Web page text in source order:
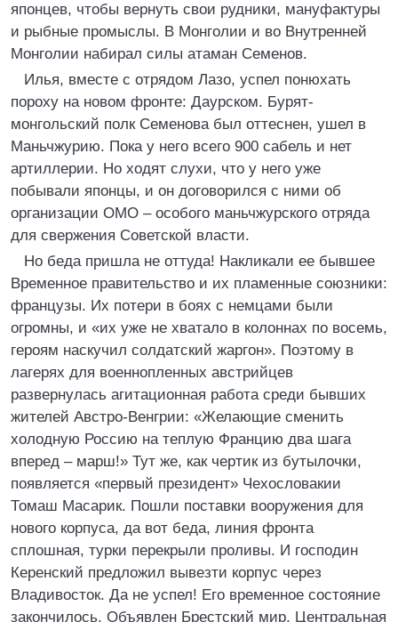
японцев, чтобы вернуть свои рудники, мануфактуры
и рыбные промыслы. В Монголии и во Внутренней
Монголии набирал силы атаман Семенов.
Илья, вместе с отрядом Лазо, успел понюхать
пороху на новом фронте: Даурском. Бурят-
монгольский полк Семенова был оттеснен, ушел в
Маньчжурию. Пока у него всего 900 сабель и нет
артиллерии. Но ходят слухи, что у него уже
побывали японцы, и он договорился с ними об
организации ОМО – особого маньчжурского отряда
для свержения Советской власти.
Но беда пришла не оттуда! Накликали ее бывшее
Временное правительство и их пламенные союзники:
французы. Их потери в боях с немцами были
огромны, и «их уже не хватало в колоннах по восемь,
героям наскучил солдатский жаргон». Поэтому в
лагерях для военнопленных австрийцев
развернулась агитационная работа среди бывших
жителей Австро-Венгрии: «Желающие сменить
холодную Россию на теплую Францию два шага
вперед – марш!» Тут же, как чертик из бутылочки,
появляется «первый президент» Чехословакии
Томаш Масарик. Пошли поставки вооружения для
нового корпуса, да вот беда, линия фронта
сплошная, турки перекрыли проливы. И господин
Керенский предложил вывезти корпус через
Владивосток. Да не успел! Его временное состояние
закончилось. Объявлен Брестский мир, Центральная